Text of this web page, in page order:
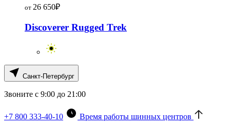
от 26 650₽
Discoverer Rugged Trek
Санкт-Петербург
Звоните с 9:00 до 21:00
+7 800 333-40-10
Время работы шинных центров